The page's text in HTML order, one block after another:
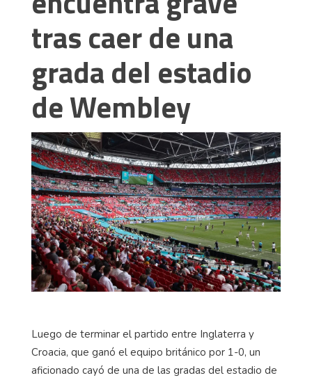
tras caer de una
grada del estadio
de Wembley
Luego de terminar el partido entre Inglaterra y
Croacia, que ganó el equipo británico por 1-0, un
aficionado cayó de una de las gradas del estadio de